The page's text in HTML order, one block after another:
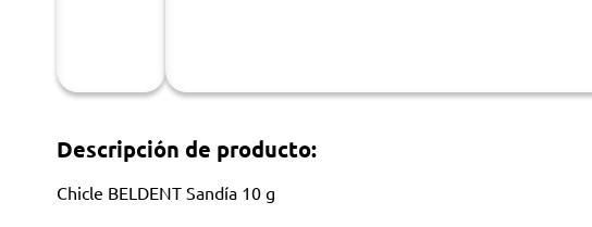
Descripción de producto:
Chicle BELDENT Sandía 10 g